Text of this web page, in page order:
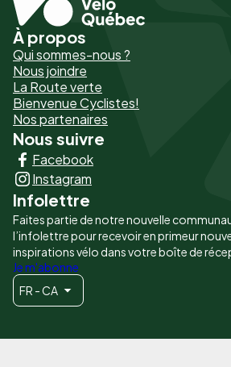
Pied
de
page
-
Liens
principaux
À propos
Qui sommes-nous ?
Nous joindre
La Route verte
Bienvenue Cyclistes!
Nos partenaires
Nous suivre
Facebook
Instagram
Infolettre
Faites partie de notre nouvelle
l’infolettre pour recevoir en primeur
inspirations vélo dans votre boîte de
Je m'abonne
FR - CA